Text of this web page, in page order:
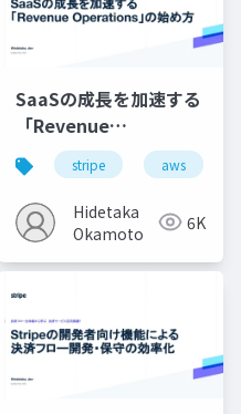
SaaSの成長を加速する
「Revenue
Operations」の始め方
stripe aws
Hidetaka
Okamoto
6K